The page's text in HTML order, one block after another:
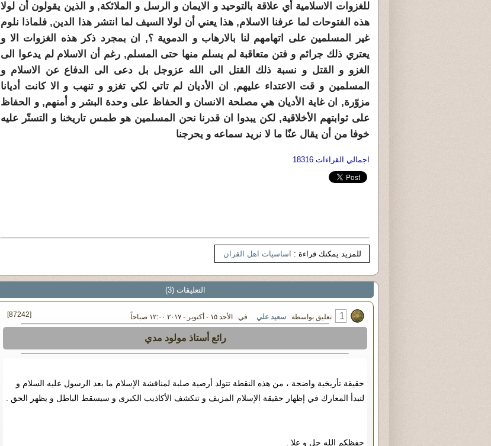
للغزوات الاسلامية أي علاقة بالتوحيد و الايمان و الرسل و الملائكة, و الذين يقولون أن لولا
هذه الفتوحات لما عرفنا الاسلام, هذا يعني أن لولا السيف لما انتشر هذا الدين, فلماذا نلوم
غير المسلمين على اتهامهم لنا بالارهاب و الدموية ؟, ان بمجرد ذكر هذه الغزوات الا و
يعتري ذلك جرائم و فتن متعاقبة لم يسلم منها حتى المسلم, رغم أن الاسلام لم يدعوا الى
الغزو و القتل و نسبة ذلك القتل الى الله عزوجل بل دعى الى الدفاع عن الاسلام و
المسلمين و قت الاعتداء عليهم, ان الأديان لم تاتي لكي تغزو و تنهب و الا كانت أديانا
مزوّرة, ان غاية الأديان هي مصلحة الانسان و الحفاظ على وحدة البشر و أمنهم, و الحفاظ
على ثوابتهم الأخلاقية, لكن يبدوا ان قدرنا نحن المسلمين هو طمس تاريخنا و التستّر عليه
خوفا من أن يقال عنّا ما لا نريد سماعه و يحرجنا
اجمالي القراءات 18316
للمزيد يمكنك قراءة : اساسيات اهل القران
التعليقات (3)
1 تعليق بواسطة سعيد علي في الأحد ١٥ - أكتوبر - ٢٠١٧ ١٢:٠٠ صباحاً [87242]
رائع أستاذ مولود مدي
حقيقة تأريخية واضحة ، من هذه النقطة تتولد أرضية صلبة لمناقشة الإسلام ما بعد الرسول عليه السلام و
لتبدأ المعارك في إظهار حقيقة الإسلام المزيف و تنكشف الأكاذيب الكبرى و سيسقط الباطل و يظهر الحق .
حفظكم الله جل و علا .